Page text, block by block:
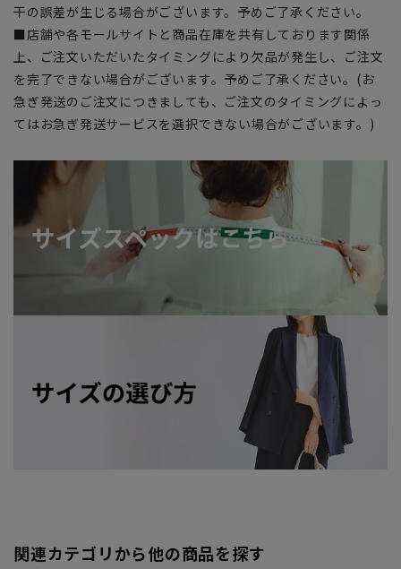
干の誤差が生じる場合がございます。予めご了承ください。
■店舗や各モールサイトと商品在庫を共有しております関係
上、ご注文いただいたタイミングにより欠品が発生し、ご注文
を完了できない場合がございます。予めご了承ください。(お
急ぎ発送のご注文につきましても、ご注文のタイミングによっ
てはお急ぎ発送サービスを選択できない場合がございます。)
関連カテゴリから他の商品を探す